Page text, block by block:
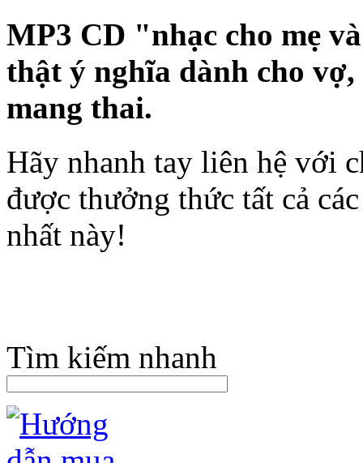
MP3 CD "nhạc cho mẹ
thật ý nghĩa dành cho vợ,
mang thai.
Hãy nhanh tay liên hệ với
được thưởng thức tất cả
nhất này!
Tìm kiếm nhanh